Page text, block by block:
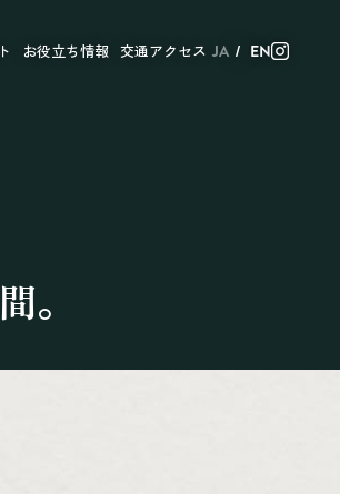
お役立ち情報 交通アクセス JA EN
。